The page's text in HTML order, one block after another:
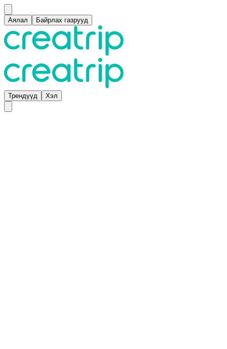
Аялал Байрлах газрууд
Трендүүд Хэл